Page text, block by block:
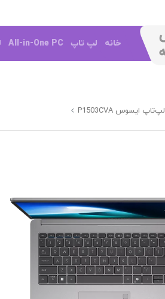
خانه لپ تاپ All-in-One PC
لپ‌تاپ ایسوس P1503CVA